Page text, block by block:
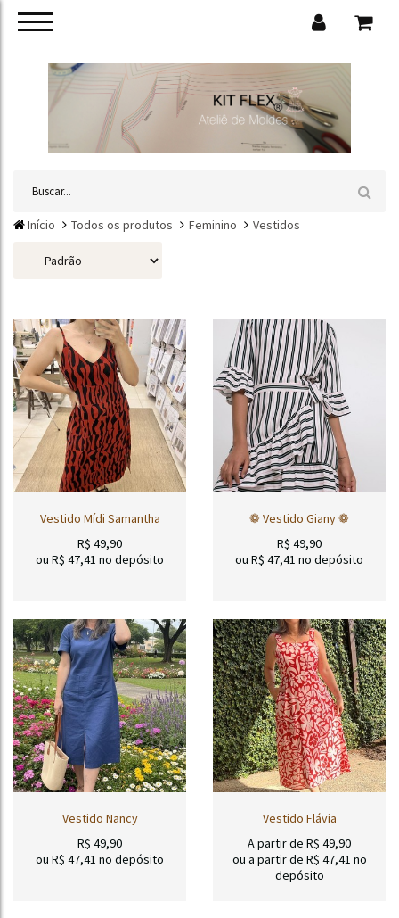
Início Todos os produtos Feminino Vestidos
Vestido Mídi Samantha
R$ 49,90
ou R$ 47,41 no depósito
❁ Vestido Giany ❁
R$ 49,90
ou R$ 47,41 no depósito
Vestido Nancy
R$ 49,90
ou R$ 47,41 no depósito
Vestido Flávia
A partir de R$ 49,90
ou a partir de R$ 47,41 no
depósito